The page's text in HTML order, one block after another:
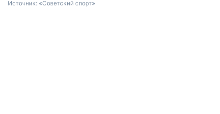
Источник: «Советский спорт»